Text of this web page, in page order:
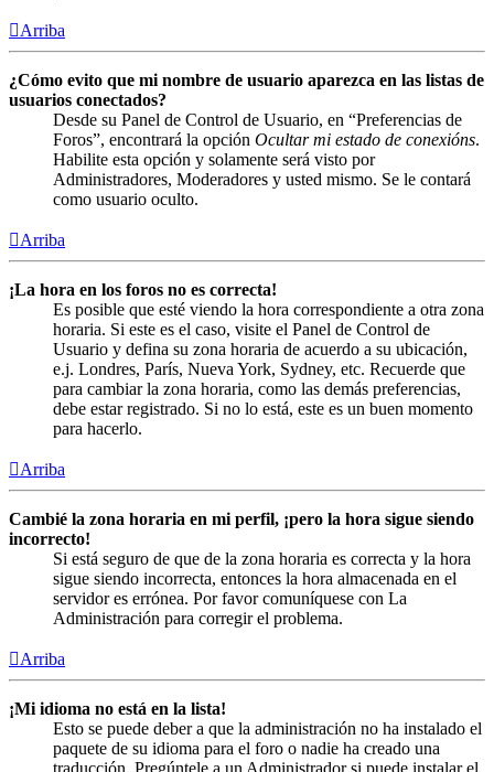
Arriba
¿Cómo evito que mi nombre de usuario aparezca en las listas de
usuarios conectados?
Desde su Panel de Control de Usuario, en “Preferencias de
Foros”, encontrará la opción Ocultar mi estado de conexións.
Habilite esta opción y solamente será visto por
Administradores, Moderadores y usted mismo. Se le contará
como usuario oculto.
Arriba
¡La hora en los foros no es correcta!
Es posible que esté viendo la hora correspondiente a otra zona
horaria. Si este es el caso, visite el Panel de Control de
Usuario y defina su zona horaria de acuerdo a su ubicación,
e.j. Londres, París, Nueva York, Sydney, etc. Recuerde que
para cambiar la zona horaria, como las demás preferencias,
debe estar registrado. Si no lo está, este es un buen momento
para hacerlo.
Arriba
Cambié la zona horaria en mi perfil, ¡pero la hora sigue siendo
incorrecto!
Si está seguro de que de la zona horaria es correcta y la hora
sigue siendo incorrecta, entonces la hora almacenada en el
servidor es errónea. Por favor comuníquese con La
Administración para corregir el problema.
Arriba
¡Mi idioma no está en la lista!
Esto se puede deber a que la administración no ha instalado el
paquete de su idioma para el foro o nadie ha creado una
traducción. Pregúntele a un Administrador si puede instalar el